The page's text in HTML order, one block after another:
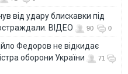
від удару блискавки під
ВІДЕО
90 0
Федоров не відкидає
оборони України
71